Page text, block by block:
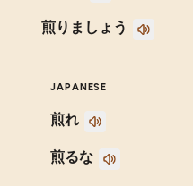
煎りましょう
JAPANESE
煎れ
煎るな